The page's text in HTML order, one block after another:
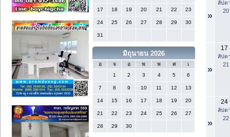
17 18 19 20 21 22 23
24 25 26 27 28 29 30
31
มิถุนายน 2026
อ จ อ พ พ ศ
เ
1
2 3 4 5 6
7 8 9 10 11 12 13
14 15 16 17 18 19 20
21 22 23 24 25 26 27
28 29 30
»
สัปด
20
»
17
สัปด
21
»
24
สัปด
22